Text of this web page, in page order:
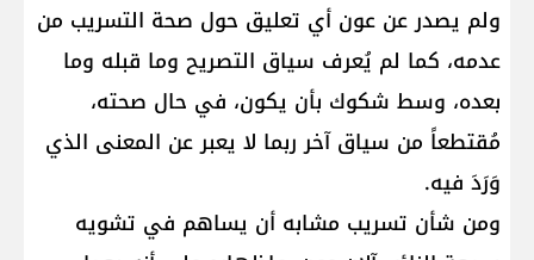
ولم يصدر عن عون أي تعليق حول صحة التسريب من
عدمه، كما لم يُعرف سياق التصريح وما قبله وما
بعده، وسط شكوك بأن يكون، في حال صحته،
مُقتطعاً من سياق آخر ربما لا يعبر عن المعنى الذي
وَرَدَ فيه.
ومن شأن تسريب مشابه أن يساهم في تشويه